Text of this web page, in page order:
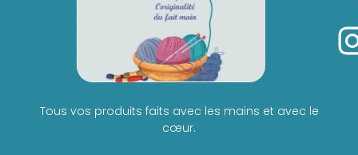
Tous vos produits faits avec les mains et avec le
cœur.